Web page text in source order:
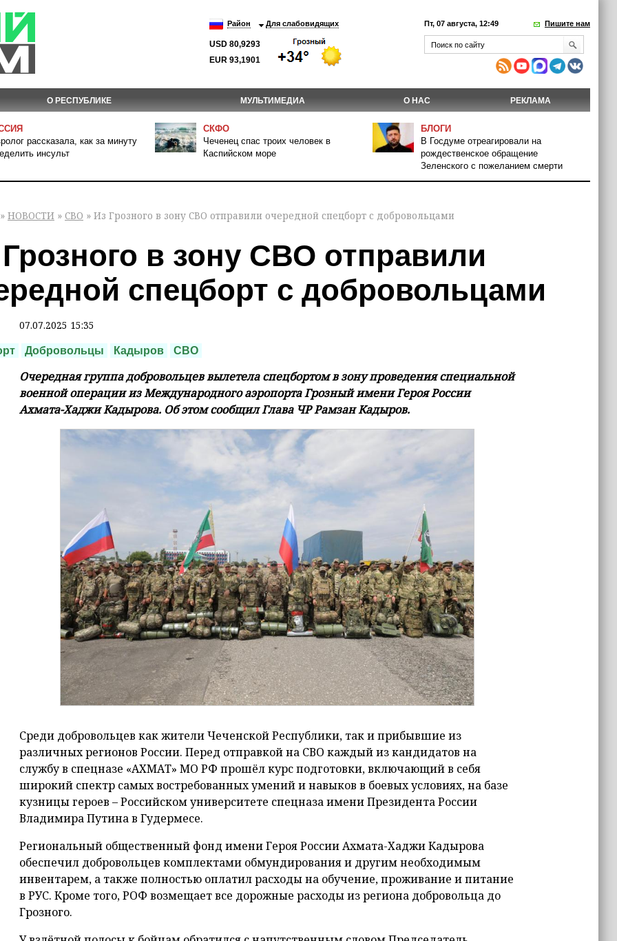
Район Для слабовидящих
USD 80,9293
EUR 93,1901
Пт, 07 августа, 12:49 Пишите нам
О РЕСПУБЛИКЕ МУЛЬТИМЕДИА О НАС РЕКЛАМА
рассказала, как за минуту
инсульт
СКФО
Чеченец спас троих человек в
Каспийском море
БЛОГИ
В Госдуме отреагировали на
рождественское обращение
Зеленского с пожеланием смерти
» НОВОСТИ » СВО » Из Грозного в зону СВО отправили очередной спецборт с добровольцами
в зону СВО отправили
спецборт с добровольцами
07.07.2025 15:35
Добровольцы Кадыров СВО
Очередная группа добровольцев вылетела спецбортом в зону проведения специальной
военной операции из Международного аэропорта Грозный имени Героя России
Ахмата-Хаджи Кадырова. Об этом сообщил Глава ЧР Рамзан Кадыров.
Среди добровольцев как жители Чеченской Республики, так и прибывшие из
различных регионов России. Перед отправкой на СВО каждый из кандидатов на
службу в спецназе «АХМАТ» МО РФ прошёл курс подготовки, включающий в себя
широкий спектр самых востребованных умений и навыков в боевых условиях, на базе
кузницы героев – Российском университете спецназа имени Президента России
Владимира Путина в Гудермесе.
Региональный общественный фонд имени Героя России Ахмата-Хаджи Кадырова
обеспечил добровольцев комплектами обмундирования и другим необходимым
инвентарем, а также полностью оплатил расходы на обучение, проживание и питание
в РУС. Кроме того, РОФ возмещает все дорожные расходы из региона добровольца до
Грозного.